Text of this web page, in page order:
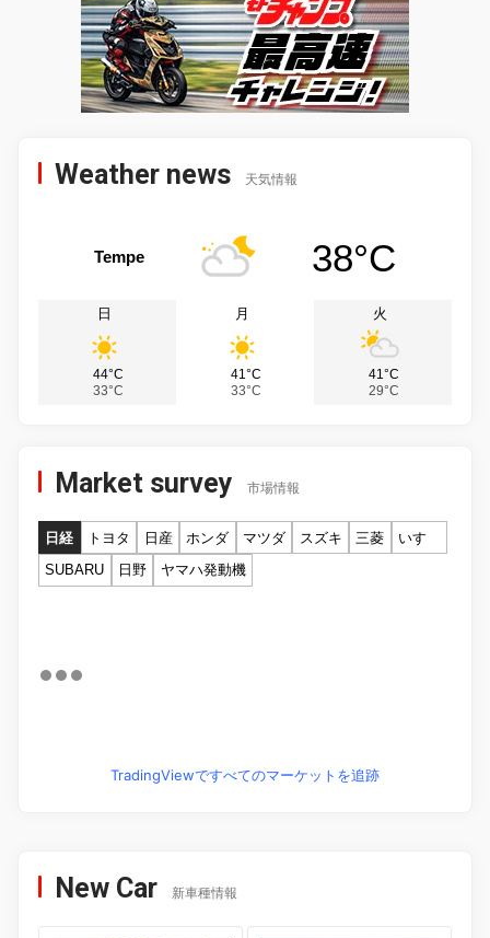
Weather news 天気情報
Tempe 38°C
日
44°C
33°C
月
41°C
33°C
火
41°C
29°C
Market survey 市場情報
日経 トヨタ 日産 ホンダ マツダ スズキ 三菱
いすゞ
SUBARU
日野 ヤマハ発動機
TradingViewですべてのマーケットを追跡
New Car 新車種情報